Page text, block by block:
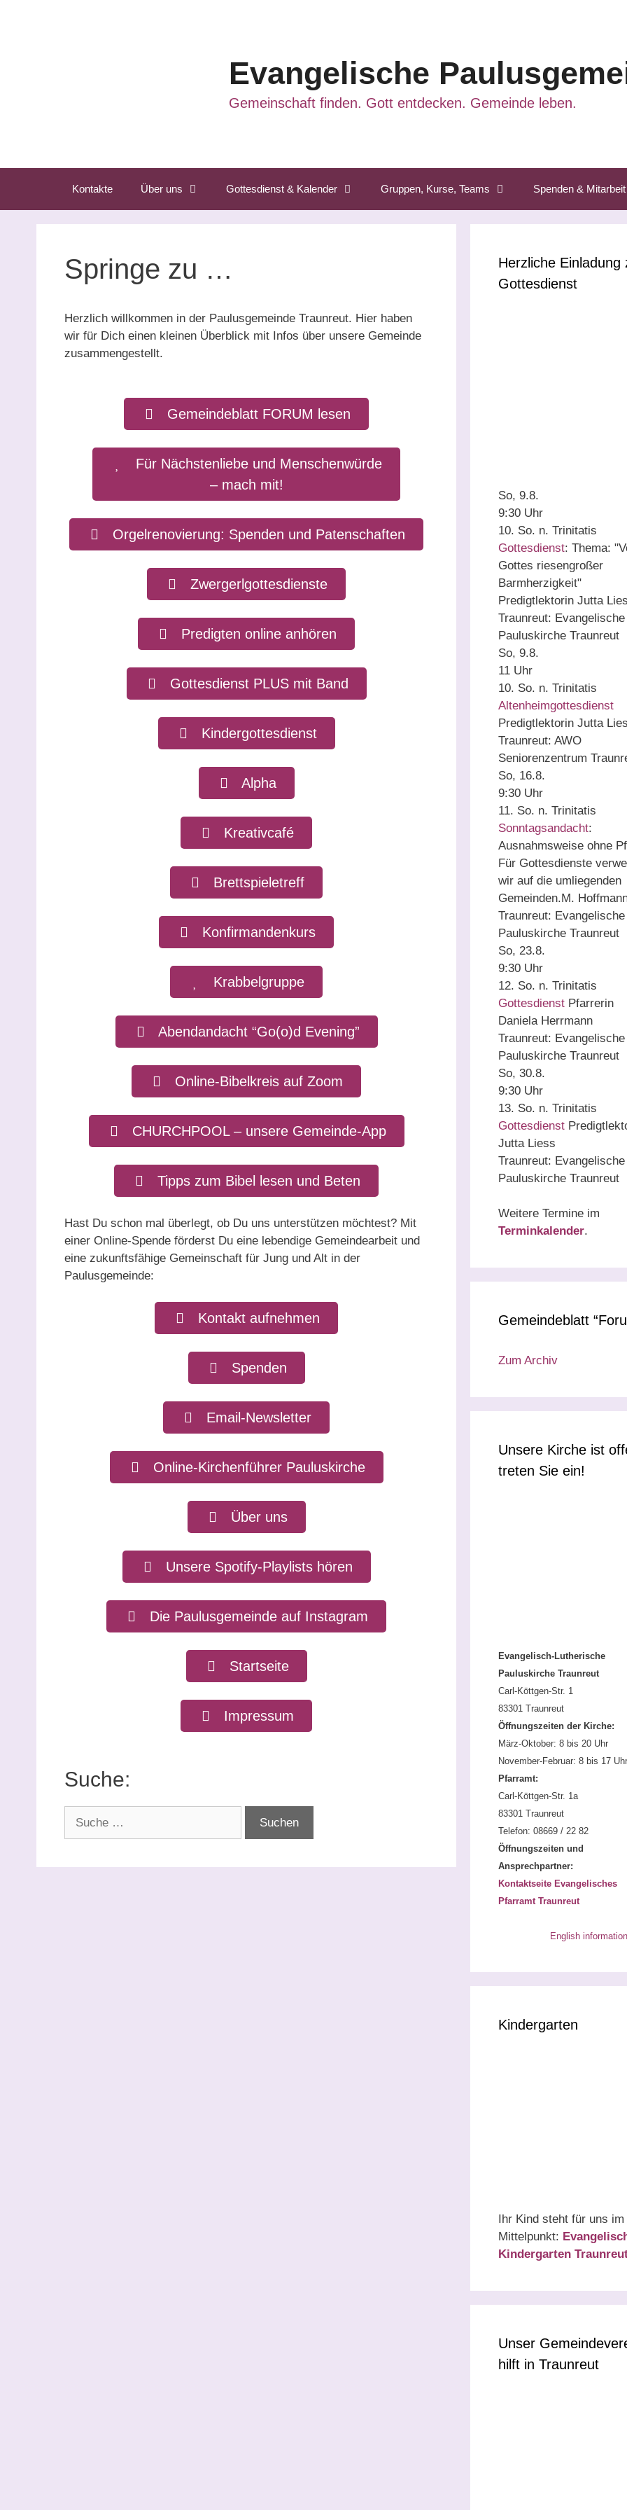
Evangelische
Gemeinschaft finden. Gott entdecken. Gemeinde leben.
Kontakte Über uns Gottesdienst & Kalender Gruppen, Kurse, Teams Spenden & Mitarbeit
Springe zu …
Herzlich willkommen in der Paulusgemeinde Traunreut. Hier haben
wir für Dich einen kleinen Überblick mit Infos über unsere Gemeinde
zusammengestellt.
Gemeindeblatt FORUM lesen
Für Nächstenliebe und Menschenwürde
– mach mit!
Orgelrenovierung: Spenden und Patenschaften
Zwergerlgottesdienste
Predigten online anhören
Gottesdienst PLUS mit Band
Kindergottesdienst
Alpha
Kreativcafé
Brettspieletreff
Konfirmandenkurs
Krabbelgruppe
Abendandacht “Go(o)d Evening”
Online-Bibelkreis auf Zoom
CHURCHPOOL – unsere Gemeinde-App
Tipps zum Bibel lesen und Beten
Hast Du schon mal überlegt, ob Du uns unterstützen möchtest? Mit
einer Online-Spende förderst Du eine lebendige Gemeindearbeit und
eine zukunftsfähige Gemeinschaft für Jung und Alt in der
Paulusgemeinde:
Kontakt aufnehmen
Spenden
Email-Newsletter
Online-Kirchenführer Pauluskirche
Über uns
Unsere Spotify-Playlists hören
Die Paulusgemeinde auf Instagram
Startseite
Impressum
Suche:
Herzliche Einladung
Gottesdienst
So, 9.8.
9:30 Uhr
10. So. n. Trinitatis
Gottesdienst: Thema:
Gottes riesengroßer
Barmherzigkeit"
Predigtlektorin Jutta
Traunreut: Evangelische
Pauluskirche Traunreut
So, 9.8.
11 Uhr
10. So. n. Trinitatis
Altenheimgottesdienst
Predigtlektorin Jutta
Traunreut: AWO
Seniorenzentrum
So, 16.8.
9:30 Uhr
11. So. n. Trinitatis
Sonntagsandacht:
Ausnahmsweise ohne
Für Gottesdienste
wir auf die umliegenden
Gemeinden.M.
Traunreut: Evangelische
Pauluskirche Traunreut
So, 23.8.
9:30 Uhr
12. So. n. Trinitatis
Gottesdienst Pfarrerin
Daniela Herrmann
Traunreut: Evangelische
Pauluskirche Traunreut
So, 30.8.
9:30 Uhr
13. So. n. Trinitatis
Gottesdienst
Jutta Liess
Traunreut: Evangelische
Pauluskirche Traunreut
Weitere Termine im
Terminkalender.
Gemeindeblatt
Zum Archiv
Unsere Kirche ist
treten Sie ein!
Evangelisch-Lutherische
Pauluskirche Traunreut
Carl-Köttgen-Str. 1
83301 Traunreut
Öffnungszeiten der Kirche:
März-Oktober: 8 bis 20 Uhr
November-Februar: 8 bis 17 Uhr
Pfarramt:
Carl-Köttgen-Str. 1a
83301 Traunreut
Telefon: 08669 / 22 82
Öffnungszeiten und
Ansprechpartner:
Kontaktseite Evangelisches
Pfarramt Traunreut
English information
Kindergarten
Ihr Kind steht für uns im
Mittelpunkt:
Kindergarten
Unser
hilft in Traunreut